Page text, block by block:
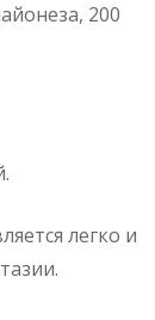
200
легко и